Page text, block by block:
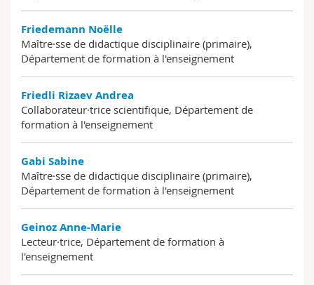
Friedemann Noëlle
Maître·sse de didactique disciplinaire (primaire),
Département de formation à l'enseignement
Friedli Rizaev Andrea
Collaborateur·trice scientifique, Département de
formation à l'enseignement
Gabi Sabine
Maître·sse de didactique disciplinaire (primaire),
Département de formation à l'enseignement
Geinoz Anne-Marie
Lecteur·trice, Département de formation à
l'enseignement